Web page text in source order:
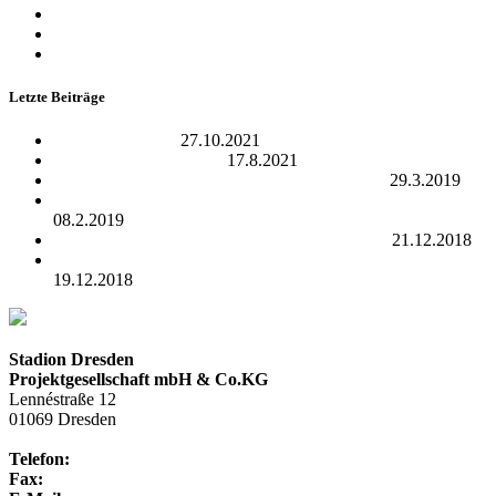
Letzte Beiträge
27.10.2021
17.8.2021
29.3.2019
08.2.2019
21.12.2018
19.12.2018
Stadion Dresden
Projektgesellschaft mbH & Co.KG
Lennéstraße 12
01069 Dresden
Telefon:
Fax: